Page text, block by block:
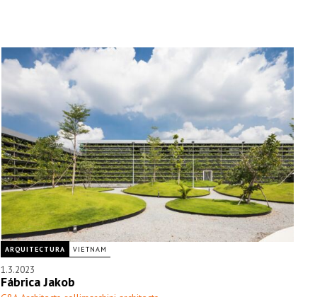
ARQUITECTURA VIETNAM
1.3.2023
Fábrica Jakob